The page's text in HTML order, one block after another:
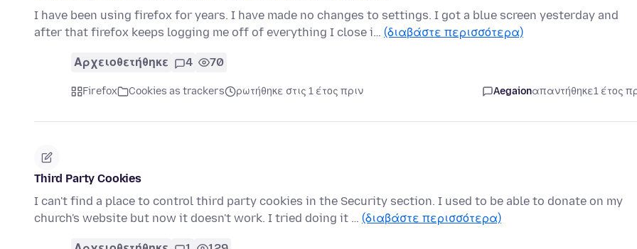
I have been using firefox for years. I have made no changes to settings. I got a blue screen yesterday and
after that firefox keeps logging me off of everything I close i… (διαβάστε περισσότερα)
Αρχειοθετήθηκε 4 70
Firefox Cookies as trackers ρωτήθηκε στις 1 έτος πριν Aegaionαπαντήθηκε1 έτος
Third Party Cookies
I can't find a place to control third party cookies in the Security section. I used to be able to donate on my
church's website but now it doesn't work. I tried doing it … (διαβάστε περισσότερα)